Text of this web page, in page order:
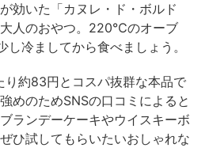
効いた「カヌレ・ド・ボルド
人のおやつ。220℃のオーブ
し冷ましてから食べましょう。
り約83円とコスパ抜群な本品で
めのためSNSの口コミによると
ランデーケーキやウイスキーボ
ひ試してもらいたいおしゃれな